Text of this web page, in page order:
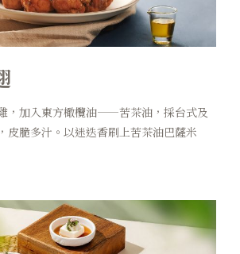
，加入東方橄欖油——苦茶油，採台式及
皮脆多汁。以迷迭香刷上苦茶油巴薩米